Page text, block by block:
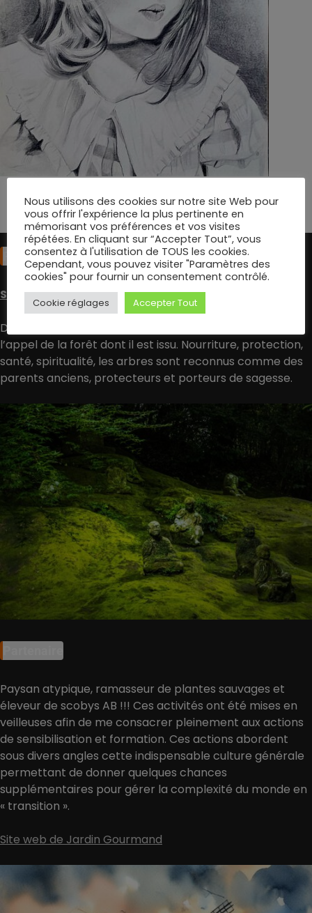
Partenaire
Sylvothérapie des bains de forêt
Depuis la nuit des temps, les hommes ont ressenti
l’appel de la forêt dont il est issu. Nourriture, protection,
santé, spiritualité, les arbres sont reconnus comme des
parents anciens, protecteurs et porteurs de sagesse.
Paysan atypique, ramasseur de plantes sauvages et
éleveur de scobys AB !!! Ces activités ont été mises en
veilleuses afin de me consacrer pleinement aux actions
de sensibilisation et formation. Ces actions abordent
sous divers angles cette indispensable culture générale
permettant de donner quelques chances
supplémentaires pour gérer la complexité du monde en
« transition ».
Site web de Jardin Gourmand
Nous utilisons des cookies sur notre site Web pour
vous offrir l'expérience la plus pertinente en
mémorisant vos préférences et vos visites
répétées. En cliquant sur “Accepter Tout”, vous
consentez à l'utilisation de TOUS les cookies.
Cependant, vous pouvez visiter "Paramètres des
cookies" pour fournir un consentement contrôlé.
Cookie réglages Accepter Tout